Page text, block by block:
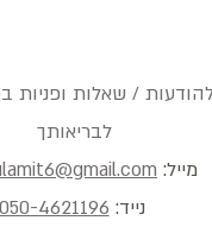
/ שאלות ופניות
לבריאותך
מייל:
נייד: 050-4621196